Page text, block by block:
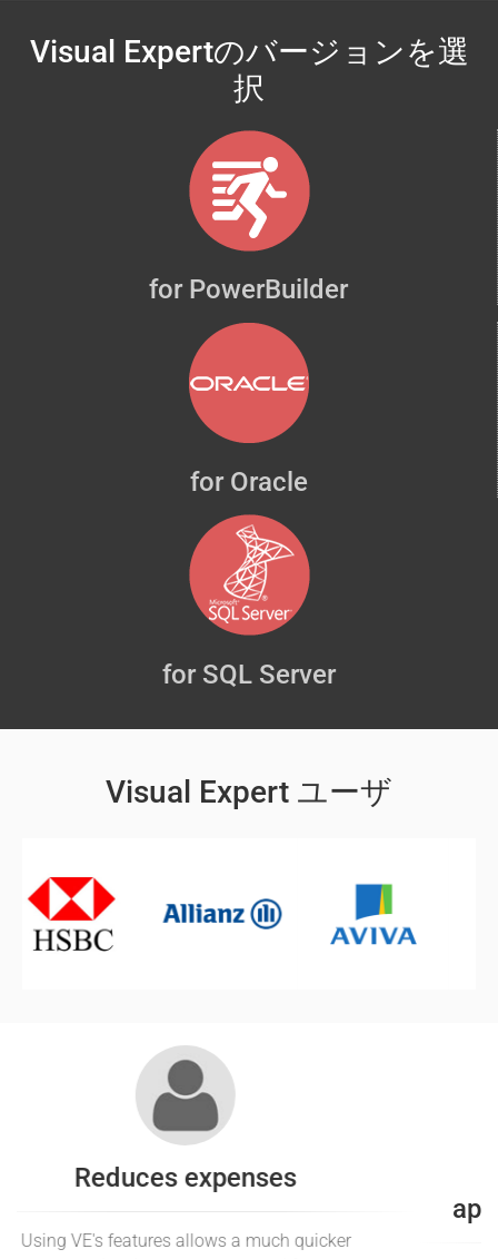
Visual Expertのバージョンを選
択
for PowerBuilder
for Oracle
for SQL Server
Visual Expert ユーザ
Become familiar with a new
application in literally a few hours